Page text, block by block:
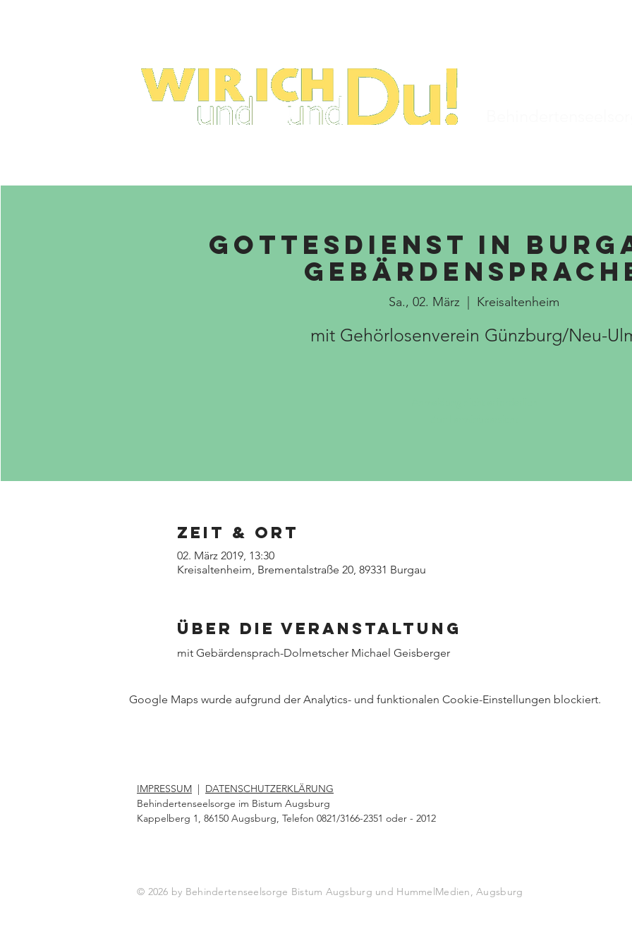
Gottesdienst in
Sa., 02. März Kreisaltenheim
mit Gehörlosenverein Günzburg/Neu-
Zeit & Ort
02. März 2019, 13:30
Kreisaltenheim, Brementalstraße 20, 89331 Burgau
Über die Veranstaltung
mit Gebärdensprach-Dolmetscher Michael Geisberger
Google Maps wurde aufgrund der Analytics- und funktionalen Cookie-Einstellungen blockiert.
IMPRESSUM | DATENSCHUTZERKLÄRUNG
Behindertenseelsorge im Bistum Augsburg
Kappelberg 1, 86150 Augsburg, Telefon 0821/3166-2351 oder - 2012
© 2026 by Behindertenseelsorge Bistum Augsburg und HummelMedien, Augsburg